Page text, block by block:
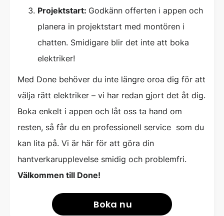
Projektstart: Godkänn offerten i appen och
planera in projektstart med montören i
chatten. Smidigare blir det inte att boka
elektriker!
Med Done behöver du inte längre oroa dig för att
välja rätt elektriker – vi har redan gjort det åt dig.
Boka enkelt i appen och låt oss ta hand om
resten, så får du en professionell service som du
kan lita på. Vi är här för att göra din
hantverkarupplevelse smidig och problemfri.
Välkommen till Done!
Boka nu